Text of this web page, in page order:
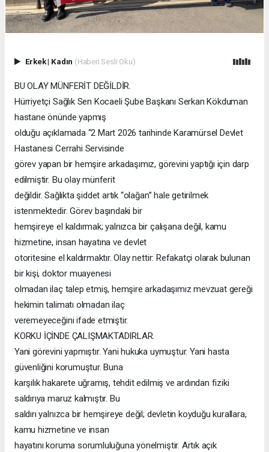
Erkek| Kadın (Haberi Sesli Oku)
BU OLAY MÜNFERİT DEĞİLDİR.
Hürriyetçi Sağlık Sen Kocaeli Şube Başkanı Serkan Kökduman
hastane önünde yapmış
olduğu açıklamada “2 Mart 2026 tarihinde Karamürsel Devlet
Hastanesi Cerrahi Servisinde
görev yapan bir hemşire arkadaşımız, görevini yaptığı için darp
edilmiştir. Bu olay münferit
değildir. Sağlıkta şiddet artık “olağan” hale getirilmek
istenmektedir. Görev başındaki bir
hemşireye el kaldırmak; yalnızca bir çalışana değil, kamu
hizmetine, insan hayatına ve devlet
otoritesine el kaldırmaktır. Olay nettir: Refakatçi olarak bulunan
bir kişi, doktor muayenesi
olmadan ilaç talep etmiş, hemşire arkadaşımız mevzuat gereği
hekimin talimatı olmadan ilaç
veremeyeceğini ifade etmiştir.
KORKU İÇİNDE ÇALIŞMAKTADIRLAR.
Yani görevini yapmıştır. Yani hukuka uymuştur. Yani hasta
güvenliğini korumuştur. Buna
karşılık hakarete uğramış, tehdit edilmiş ve ardından fiziki
saldırıya maruz kalmıştır. Bu
saldırı yalnızca bir hemşireye değil; devletin koyduğu kurallara,
kamu hizmetine ve insan
hayatını koruma sorumluluğuna yönelmiştir. Artık açık